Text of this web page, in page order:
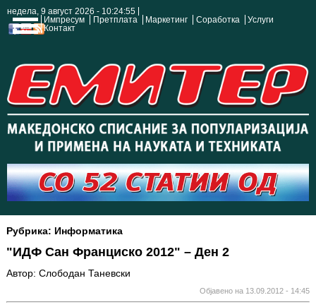
недела, 9 август 2026 - 10:24:56
Импресум
Претплата Маркетинг Соработка
Услуги
Контакт
Рубрика: Информатика
"ИДФ Сан Франциско 2012" – Ден 2
Автор: Слободан Таневски
Објавено на 13.09.2012 - 14:45